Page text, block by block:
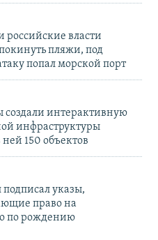
российские власти
пляжи, под
попал морской порт
создали интерактивную
инфраструктуры
ней 150 объектов
указы,
право на
по рождению